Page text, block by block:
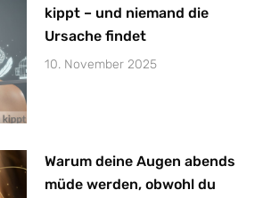
kippt – und niemand die
Ursache findet
10. November 2025
Warum deine Augen abends
müde werden, obwohl du